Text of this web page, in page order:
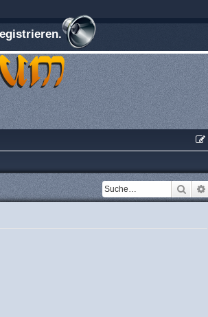
Suche